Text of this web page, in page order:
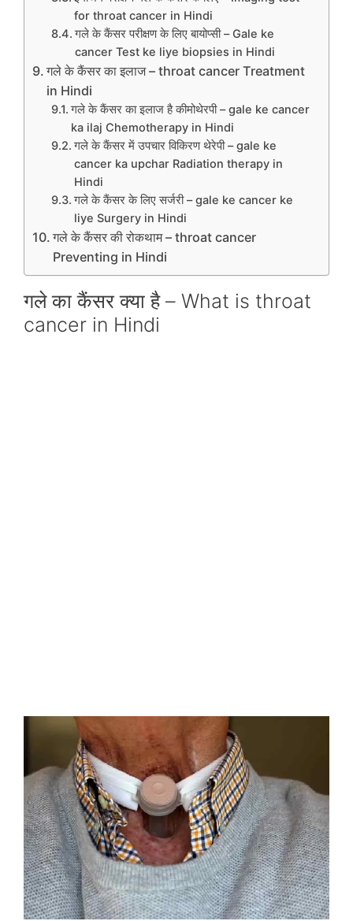
for throat cancer in Hindi
गले के कैंसर परीक्षण के लिए बायोप्सी – Gale ke
cancer Test ke liye biopsies in Hindi
गले के कैंसर का इलाज – throat cancer Treatment
in Hindi
गले के कैंसर का इलाज है कीमोथेरपी – gale ke cancer
ka ilaj Chemotherapy in Hindi
गले के कैंसर में उपचार विकिरण थेरेपी – gale ke
cancer ka upchar Radiation therapy in
Hindi
गले के कैंसर के लिए सर्जरी – gale ke cancer ke
liye Surgery in Hindi
गले के कैंसर की रोकथाम – throat cancer
Preventing in Hindi
गले का कैंसर क्या है – What is throat
cancer in Hindi